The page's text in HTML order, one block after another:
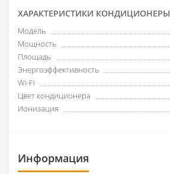
ХАРАКТЕРИСТИКИ КОНДИЦИОНЕРЫ
Модель
Мощность
Площадь
Энергоэффективность
Wi-Fi
Цвет кондиционера
Ионизация
Информация